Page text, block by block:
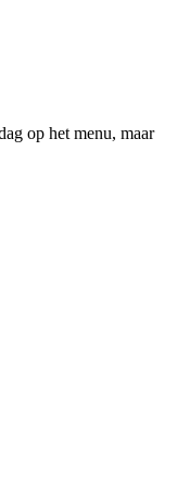
op het menu, maar